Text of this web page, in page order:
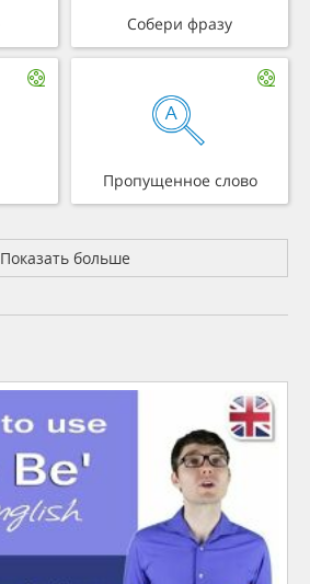
Собери фразу
Пропущенное слово
Показать больше